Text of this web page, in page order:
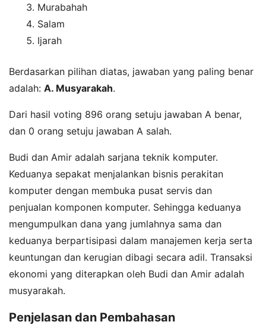
Murabahah
Salam
Ijarah
Berdasarkan pilihan diatas, jawaban yang paling benar
adalah: A. Musyarakah.
Dari hasil voting 896 orang setuju jawaban A benar,
dan 0 orang setuju jawaban A salah.
Budi dan Amir adalah sarjana teknik komputer.
Keduanya sepakat menjalankan bisnis perakitan
komputer dengan membuka pusat servis dan
penjualan komponen komputer. Sehingga keduanya
mengumpulkan dana yang jumlahnya sama dan
keduanya berpartisipasi dalam manajemen kerja serta
keuntungan dan kerugian dibagi secara adil. Transaksi
ekonomi yang diterapkan oleh Budi dan Amir adalah
musyarakah.
Penjelasan dan Pembahasan